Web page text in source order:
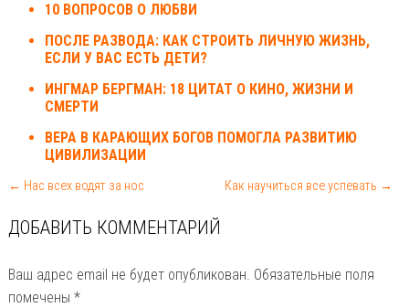
10 ВОПРОСОВ О ЛЮБВИ
ПОСЛЕ РАЗВОДА: КАК СТРОИТЬ ЛИЧНУЮ ЖИЗНЬ,
ЕСЛИ У ВАС ЕСТЬ ДЕТИ?
ИНГМАР БЕРГМАН: 18 ЦИТАТ О КИНО, ЖИЗНИ И
СМЕРТИ
ВЕРА В КАРАЮЩИХ БОГОВ ПОМОГЛА РАЗВИТИЮ
ЦИВИЛИЗАЦИИ
← Нас всех водят за нос Как научиться все успевать →
ДОБАВИТЬ КОММЕНТАРИЙ
Ваш адрес email не будет опубликован. Обязательные поля
помечены *